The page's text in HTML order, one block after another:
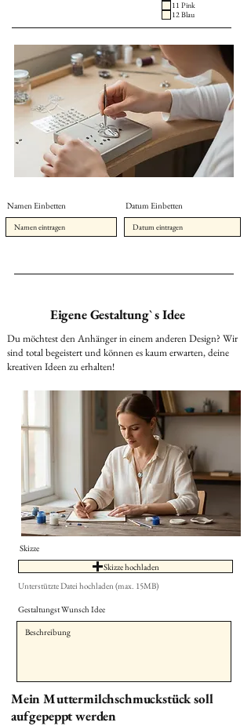
11 Pink
12 Blau
Namen Einbetten Datum Einbetten
Eigene Gestaltung` s Idee
Du möchtest den Anhänger in einem anderen Design? Wir
sind total begeistert und können es kaum erwarten, deine
kreativen Ideen zu erhalten!
Skizze
Skizze hochladen
Unterstützte Datei hochladen (max. 15MB)
Gestaltungst Wunsch Idee
Mein Muttermilchschmuckstück soll
aufgepeppt werden